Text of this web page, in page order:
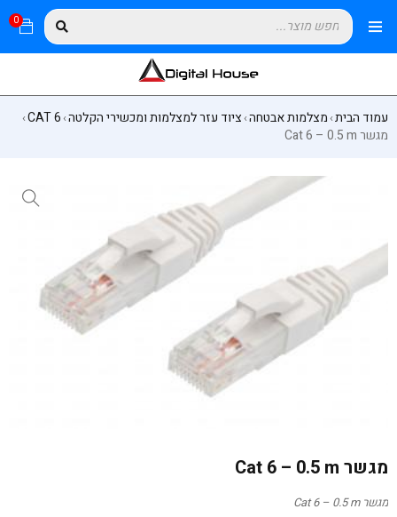
0
עמוד הבית›מצלמות אבטחה›ציוד עזר למצלמות ומכשירי הקלטה›
CAT 6
›
מגשר Cat 6 – 0.5 m
מגשר Cat 6 – 0.5 m
מגשר Cat 6 – 0.5 m